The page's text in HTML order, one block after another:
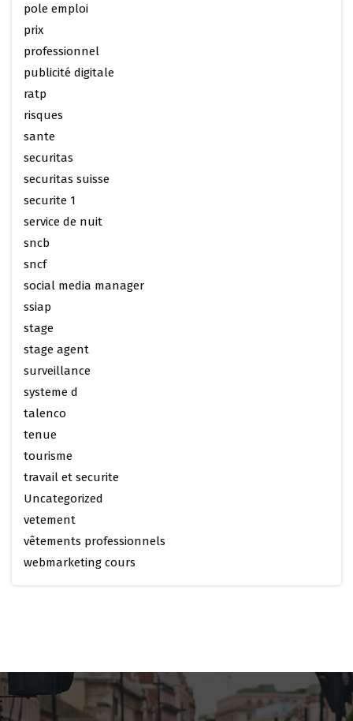
pole emploi
prix
professionnel
publicité digitale
ratp
risques
sante
securitas
securitas suisse
securite 1
service de nuit
sncb
sncf
social media manager
ssiap
stage
stage agent
surveillance
systeme d
talenco
tenue
tourisme
travail et securite
Uncategorized
vetement
vêtements professionnels
webmarketing cours